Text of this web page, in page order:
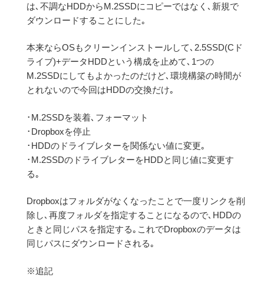
は､不調なHDDからM.2SSDにコピーではなく､新規で
ダウンロードすることにした｡
本来ならOSもクリーンインストールして､2.5SSD(Cド
ライブ)+データHDDという構成を止めて､1つの
M.2SSDにしてもよかったのだけど､環境構築の時間が
とれないので今回はHDDの交換だけ｡
･M.2SSDを装着､フォーマット
･Dropboxを停止
･HDDのドライブレターを関係ない値に変更｡
･M.2SSDのドライブレターをHDDと同じ値に変更す
る｡
Dropboxはフォルダがなくなったことで一度リンクを削
除し､再度フォルダを指定することになるので､HDDの
ときと同じパスを指定する｡これでDropboxのデータは
同じパスにダウンロードされる｡
※追記